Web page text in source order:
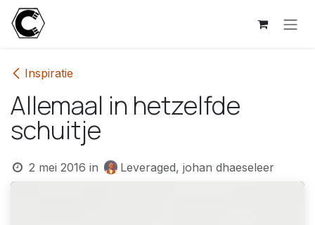
Overslaan naar inhoud
Inspiratie
Allemaal in hetzelfde
schuitje
2 mei 2016 in Leveraged, johan dhaeseleer